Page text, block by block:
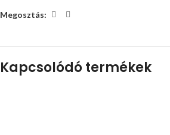
Megosztás:
Kapcsolódó termékek